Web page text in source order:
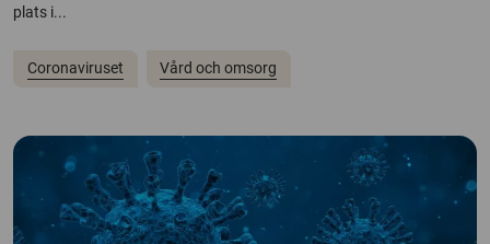
plats i...
Coronaviruset Vård och omsorg